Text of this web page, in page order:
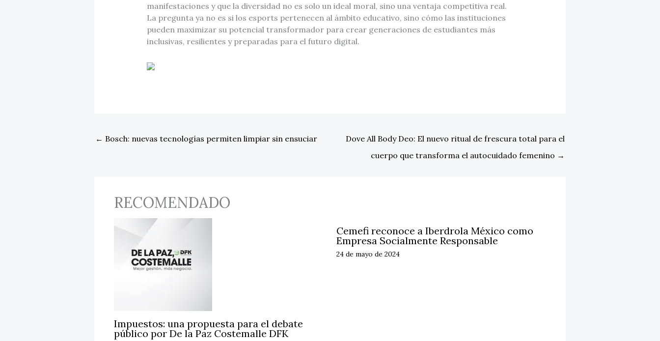
manifestaciones y que la diversidad no es solo un ideal moral, sino una ventaja competitiva real.
La pregunta ya no es si los esports pertenecen al ámbito educativo, sino cómo las instituciones
pueden maximizar su potencial transformador para crear generaciones de estudiantes más
inclusivas, resilientes y preparadas para el futuro digital.
← Bosch: nuevas tecnologías permiten limpiar sin ensuciar
Dove All Body Deo: El nuevo ritual de frescura total para el
cuerpo que transforma el autocuidado femenino →
RECOMENDADO
Impuestos: una propuesta para el debate
público por De la Paz Costemalle DFK
Cemefi reconoce a Iberdrola México como
Empresa Socialmente Responsable
24 de mayo de 2024